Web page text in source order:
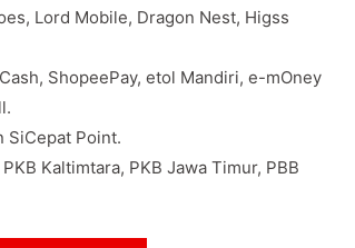
Lord Mobile, Dragon Nest, Higss
ShopeePay, etol Mandiri, e-mOney
SiCepat Point.
Kaltimtara, PKB Jawa Timur, PBB